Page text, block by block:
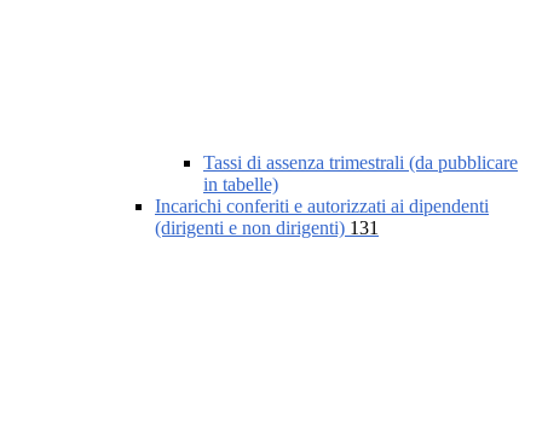
Tassi di assenza trimestrali (da pubblicare
in tabelle)
Incarichi conferiti e autorizzati ai dipendenti
(dirigenti e non dirigenti) 131